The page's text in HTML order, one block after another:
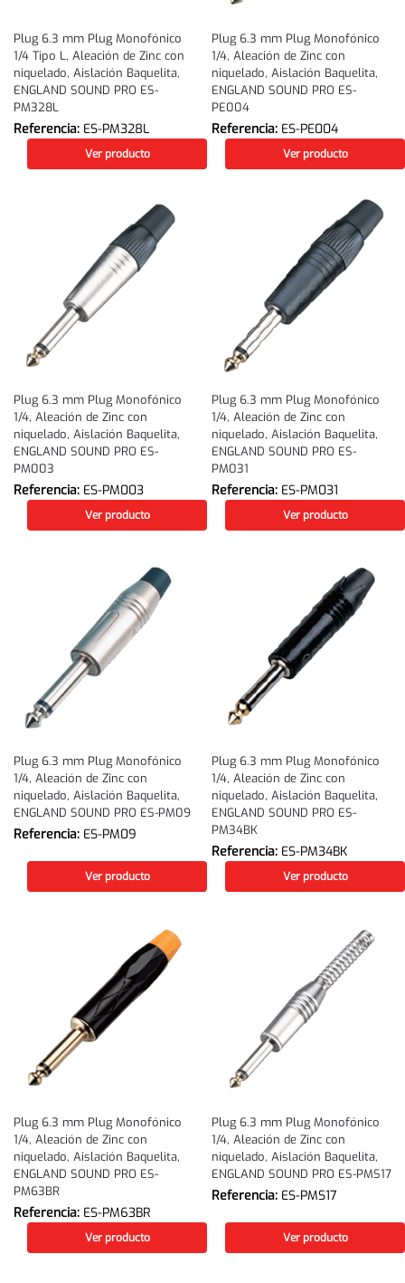
Plug 6.3 mm Plug Monofónico
1/4 Tipo L, Aleación de Zinc con
niquelado, Aislación Baquelita,
ENGLAND SOUND PRO ES-
PM328L
Referencia: ES-PM328L
Ver producto
Plug 6.3 mm Plug Monofónico
1/4, Aleación de Zinc con
niquelado, Aislación Baquelita,
ENGLAND SOUND PRO ES-
PE004
Referencia: ES-PE004
Ver producto
Plug 6.3 mm Plug Monofónico
1/4, Aleación de Zinc con
niquelado, Aislación Baquelita,
ENGLAND SOUND PRO ES-
PM003
Referencia: ES-PM003
Ver producto
Plug 6.3 mm Plug Monofónico
1/4, Aleación de Zinc con
niquelado, Aislación Baquelita,
ENGLAND SOUND PRO ES-
PM031
Referencia: ES-PM031
Ver producto
Plug 6.3 mm Plug Monofónico
1/4, Aleación de Zinc con
niquelado, Aislación Baquelita,
ENGLAND SOUND PRO ES-PM09
Referencia: ES-PM09
Ver producto
Plug 6.3 mm Plug Monofónico
1/4, Aleación de Zinc con
niquelado, Aislación Baquelita,
ENGLAND SOUND PRO ES-
PM34BK
Referencia: ES-PM34BK
Ver producto
Plug 6.3 mm Plug Monofónico
1/4, Aleación de Zinc con
niquelado, Aislación Baquelita,
ENGLAND SOUND PRO ES-
PM63BR
Referencia: ES-PM63BR
Ver producto
Plug 6.3 mm Plug Monofónico
1/4, Aleación de Zinc con
niquelado, Aislación Baquelita,
ENGLAND SOUND PRO ES-PMS17
Referencia: ES-PMS17
Ver producto